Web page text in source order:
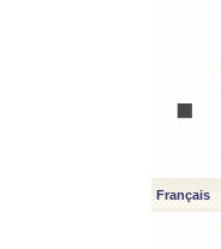
Français